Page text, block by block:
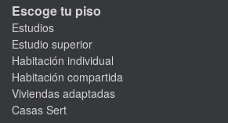
Escoge tu piso
Estudios
Estudio superior
Habitación individual
Habitación compartida
Viviendas adaptadas
Casas Sert